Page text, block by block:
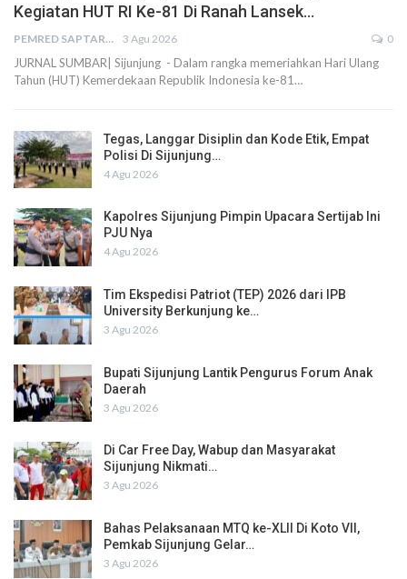
Kegiatan HUT RI Ke-81 Di Ranah Lansek…
PEMRED SAPTARIUS 3 Agu 2026 0
JURNAL SUMBAR| Sijunjung - Dalam rangka memeriahkan Hari Ulang
Tahun (HUT) Kemerdekaan Republik Indonesia ke-81…
Tegas, Langgar Disiplin dan Kode Etik, Empat
Polisi Di Sijunjung…
4 Agu 2026
Kapolres Sijunjung Pimpin Upacara Sertijab Ini
PJU Nya
4 Agu 2026
Tim Ekspedisi Patriot (TEP) 2026 dari IPB
University Berkunjung ke…
3 Agu 2026
Bupati Sijunjung Lantik Pengurus Forum Anak
Daerah
3 Agu 2026
Di Car Free Day, Wabup dan Masyarakat
Sijunjung Nikmati…
3 Agu 2026
Bahas Pelaksanaan MTQ ke-XLII Di Koto VII,
Pemkab Sijunjung Gelar…
3 Agu 2026